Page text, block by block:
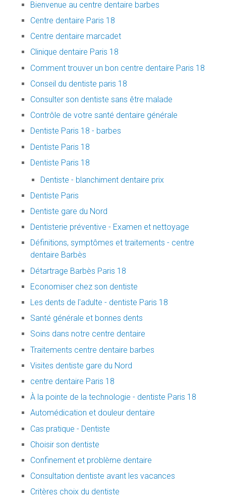
Bienvenue au centre dentaire barbes
Centre dentaire Paris 18
Centre dentaire marcadet
Clinique dentaire Paris 18
Comment trouver un bon centre dentaire Paris 18
Conseil du dentiste paris 18
Consulter son dentiste sans être malade
Contrôle de votre santé dentaire générale
Dentiste Paris 18 - barbes
Dentiste Paris 18
Dentiste Paris 18
Dentiste - blanchiment dentaire prix
Dentiste Paris
Dentiste gare du Nord
Dentisterie préventive - Examen et nettoyage
Définitions, symptômes et traitements - centre
dentaire Barbès
Détartrage Barbès Paris 18
Economiser chez son dentiste
Les dents de l'adulte - dentiste Paris 18
Santé générale et bonnes dents
Soins dans notre centre dentaire
Traitements centre dentaire barbes
Visites dentiste gare du Nord
centre dentaire Paris 18
À la pointe de la technologie - dentiste Paris 18
Automédication et douleur dentaire
Cas pratique - Dentiste
Choisir son dentiste
Confinement et problème dentaire
Consultation dentiste avant les vacances
Critères choix du dentiste